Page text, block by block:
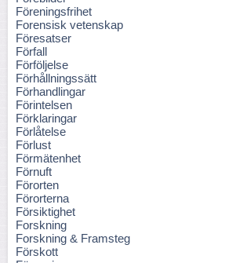
Föreningsfrihet
Forensisk vetenskap
Föresatser
Förfall
Förföljelse
Förhållningssätt
Förhandlingar
Förintelsen
Förklaringar
Förlåtelse
Förlust
Förmätenhet
Förnuft
Förorten
Förorterna
Försiktighet
Forskning
Forskning & Framsteg
Förskott